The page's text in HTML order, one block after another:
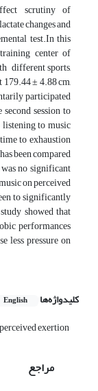
scrutiny of
changes and
test.In this
center of
different sports,
179.44 ± 4.88 cm,
participated
session to
to music
to exhaustion
been compared
no significant
on perceived
to significantly
showed that
performances
less pressure on
کلیدواژه‌ها English
perceived exertion
مراجع